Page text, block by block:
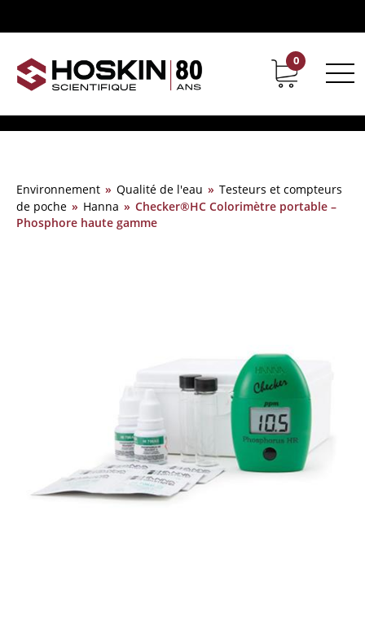
Support Carrières chez Hoskin
0
Environnement » Qualité de l'eau » Testeurs et compteurs
de poche » Hanna » Checker®HC Colorimètre portable –
Phosphore haute gamme